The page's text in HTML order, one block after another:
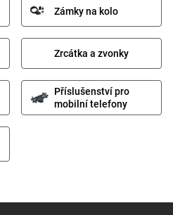
Zámky na kolo
Zrcátka a zvonky
Příslušenství pro
mobilní telefony